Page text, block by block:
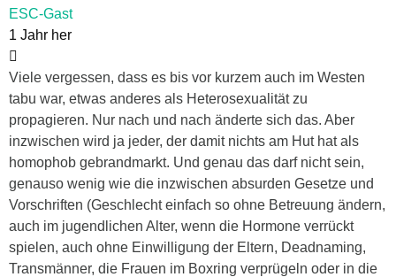
ESC-Gast
1 Jahr her
Viele vergessen, dass es bis vor kurzem auch im Westen
tabu war, etwas anderes als Heterosexualität zu
propagieren. Nur nach und nach änderte sich das. Aber
inzwischen wird ja jeder, der damit nichts am Hut hat als
homophob gebrandmarkt. Und genau das darf nicht sein,
genauso wenig wie die inzwischen absurden Gesetze und
Vorschriften (Geschlecht einfach so ohne Betreuung ändern,
auch im jugendlichen Alter, wenn die Hormone verrückt
spielen, auch ohne Einwilligung der Eltern, Deadnaming,
Transmänner, die Frauen im Boxring verprügeln oder in die